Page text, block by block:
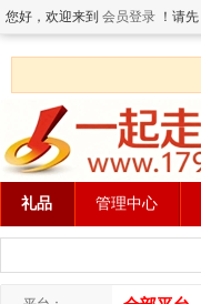
您好，欢迎来到 会员登录 ！请先
礼品 管理中心